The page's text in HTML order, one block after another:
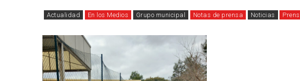
Actualidad En los Medios Grupo municipal Notas de prensa Noticias